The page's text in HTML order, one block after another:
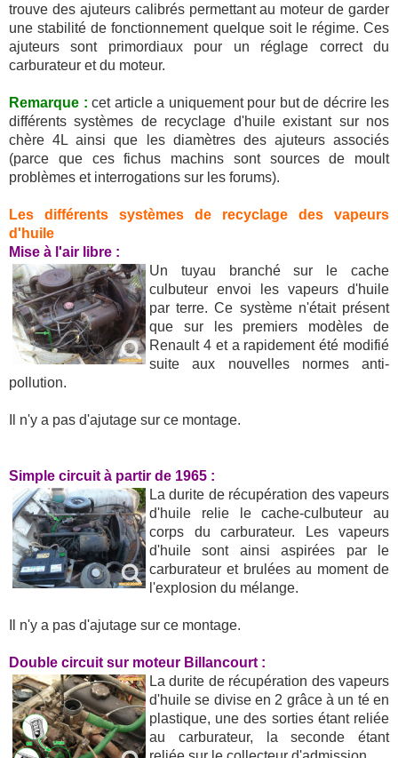
trouve des ajuteurs calibrés permettant au moteur de garder
une stabilité de fonctionnement quelque soit le régime. Ces
ajuteurs sont primordiaux pour un réglage correct du
carburateur et du moteur.
Remarque : cet article a uniquement pour but de décrire les
différents systèmes de recyclage d'huile existant sur nos
chère 4L ainsi que les diamètres des ajuteurs associés
(parce que ces fichus machins sont sources de moult
problèmes et interrogations sur les forums).
Les différents systèmes de recyclage des vapeurs
d'huile
Mise à l'air libre :
Un tuyau branché sur le cache
culbuteur envoi les vapeurs d'huile
par terre. Ce système n'était présent
que sur les premiers modèles de
Renault 4 et a rapidement été modifié
suite aux nouvelles normes anti-
pollution.
Il n'y a pas d'ajutage sur ce montage.
Simple circuit à partir de 1965 :
La durite de récupération des vapeurs
d'huile relie le cache-culbuteur au
corps du carburateur. Les vapeurs
d'huile sont ainsi aspirées par le
carburateur et brulées au moment de
l'explosion du mélange.
Il n'y a pas d'ajutage sur ce montage.
Double circuit sur moteur Billancourt :
La durite de récupération des vapeurs
d'huile se divise en 2 grâce à un té en
plastique, une des sorties étant reliée
au carburateur, la seconde étant